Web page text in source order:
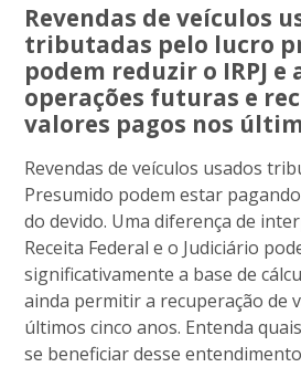
Revendas de veículos
tributadas pelo lucro
podem reduzir o IRPJ e
operações futuras e
valores pagos nos
Revendas de veículos usados
Presumido podem estar pagando
do devido. Uma diferença de
Receita Federal e o Judiciário
significativamente a base de
ainda permitir a recuperação de
últimos cinco anos. Entenda
se beneficiar desse